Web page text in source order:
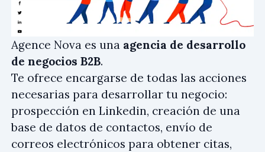
Agence Nova es una agencia de desarrollo
de negocios B2B.
Te ofrece encargarse de todas las acciones
necesarias para desarrollar tu negocio:
prospección en Linkedin, creación de una
base de datos de contactos, envío de
correos electrónicos para obtener citas,